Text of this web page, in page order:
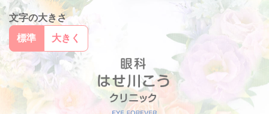
文字の大きさ
標準
大きく